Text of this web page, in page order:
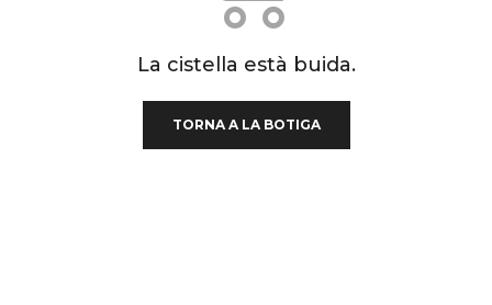
La cistella està buida.
TORNA A LA BOTIGA